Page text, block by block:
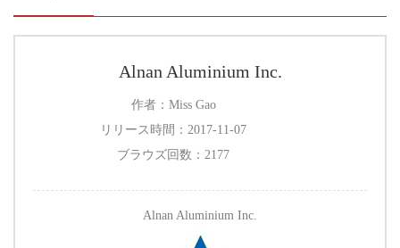
Alnan Aluminium Inc.
作者： Miss Gao
リリース時間： 2017-11-07
ブラウズ回数： 2177
Alnan Aluminium Inc.